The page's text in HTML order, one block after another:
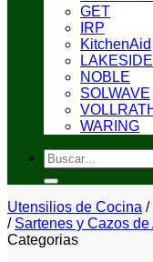
GET
IRP
KitchenAid
LAKESIDE
NOBLE
SOLWAVE
WARING
Buscar
por:
Utensilios de Cocina /
/ Sartenes y Cazos
Categorias